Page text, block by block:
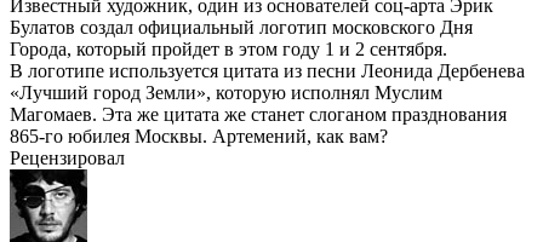
Известный художник, один из основателей соц-арта Эрик
Булатов создал официальный логотип московского Дня
Города, который пройдет в этом году 1 и 2 сентября.
В логотипе используется цитата из песни Леонида Дербенева
«Лучший город Земли», которую исполнял Муслим
Магомаев. Эта же цитата же станет слоганом празднования
865-го юбилея Москвы. Артемений, как вам?
Рецензировал